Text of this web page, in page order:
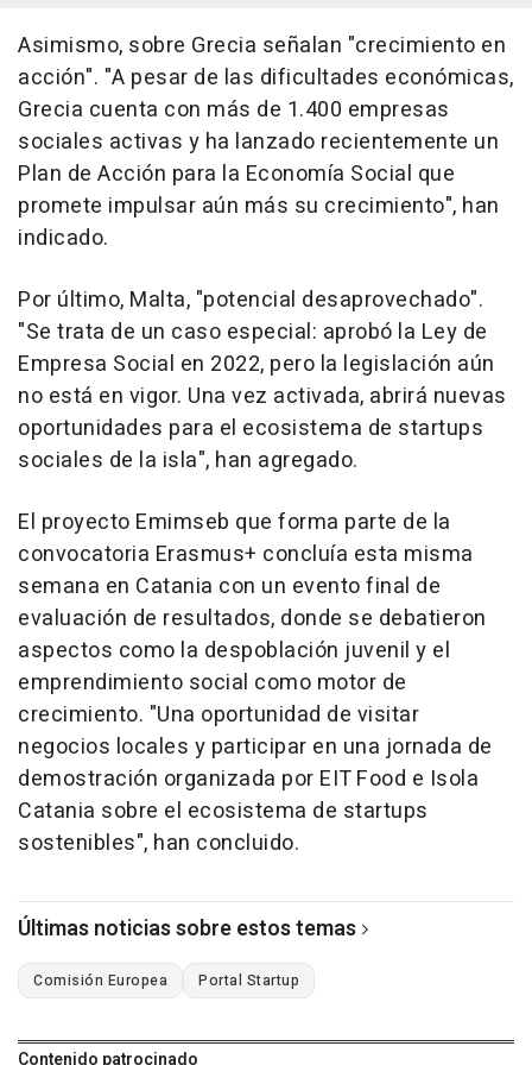
Asimismo, sobre Grecia señalan "crecimiento en
acción". "A pesar de las dificultades económicas,
Grecia cuenta con más de 1.400 empresas
sociales activas y ha lanzado recientemente un
Plan de Acción para la Economía Social que
promete impulsar aún más su crecimiento", han
indicado.
Por último, Malta, "potencial desaprovechado".
"Se trata de un caso especial: aprobó la Ley de
Empresa Social en 2022, pero la legislación aún
no está en vigor. Una vez activada, abrirá nuevas
oportunidades para el ecosistema de startups
sociales de la isla", han agregado.
El proyecto Emimseb que forma parte de la
convocatoria Erasmus+ concluía esta misma
semana en Catania con un evento final de
evaluación de resultados, donde se debatieron
aspectos como la despoblación juvenil y el
emprendimiento social como motor de
crecimiento. "Una oportunidad de visitar
negocios locales y participar en una jornada de
demostración organizada por EIT Food e Isola
Catania sobre el ecosistema de startups
sostenibles", han concluido.
Últimas noticias sobre estos temas
Comisión Europea Portal Startup
Contenido patrocinado